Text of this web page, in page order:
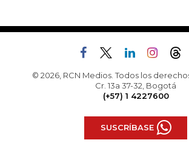
© 2026, RCN Medios. Todos los
Cr. 13a 37-32, Bogotá
(+57) 1 4227600
SUSCRÍBASE